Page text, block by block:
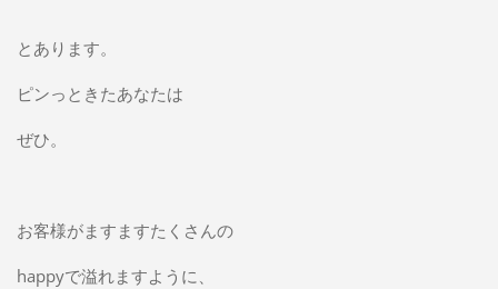
とあります。
ピンっときたあなたは
ぜひ。
お客様がますますたくさんの
happyで溢れますように、